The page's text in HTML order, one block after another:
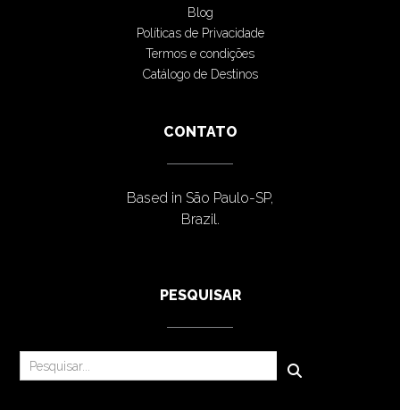
Blog
Políticas de Privacidade
Termos e condições
Catálogo de Destinos
CONTATO
Based in São Paulo-SP,
Brazil.
PESQUISAR